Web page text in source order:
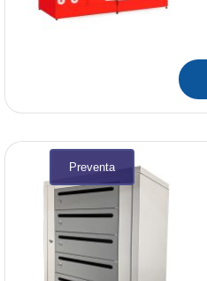
Preventa